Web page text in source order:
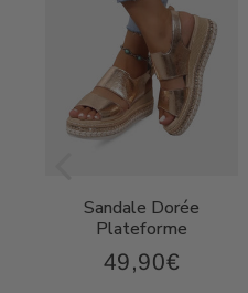
Sandale Dorée
Plateforme
Prix
49,90€